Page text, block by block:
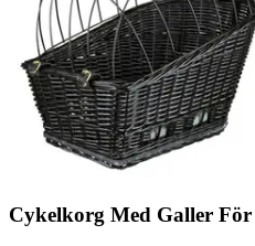
Cykelkorg Med Galler